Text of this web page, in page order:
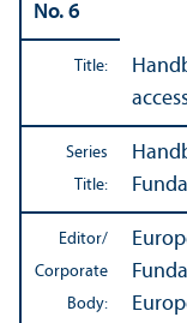
No. 6
Title:
Series
Title:
Editor/
Corporate
Body: